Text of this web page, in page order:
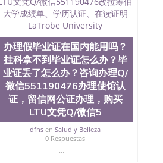
业证、成绩单、文凭、学历
文凭、文凭毕业证、毕业证
、学历认证、文凭认证学位
洲文凭学历、加拿大文凭学
（San Jose State
大学毕业证（San Jose State
大学成绩单（ San Jose State
塞州立大学文凭（San Jose
学（San Jose State
Jose State University）
Jose State University）文凭
Jose State University）圣何
State University）圣 塞州立
）圣何塞州立大学
办理假毕业证在国内能用吗？
挂科拿不到毕业证怎么办？毕
业证丢了怎么办？咨询办理Q/
微信551190476办理使馆认
证，留信网公证办理，购买
LTU文凭Q/微信5
dfns enSalud y Belleza
0 Respuestas
...